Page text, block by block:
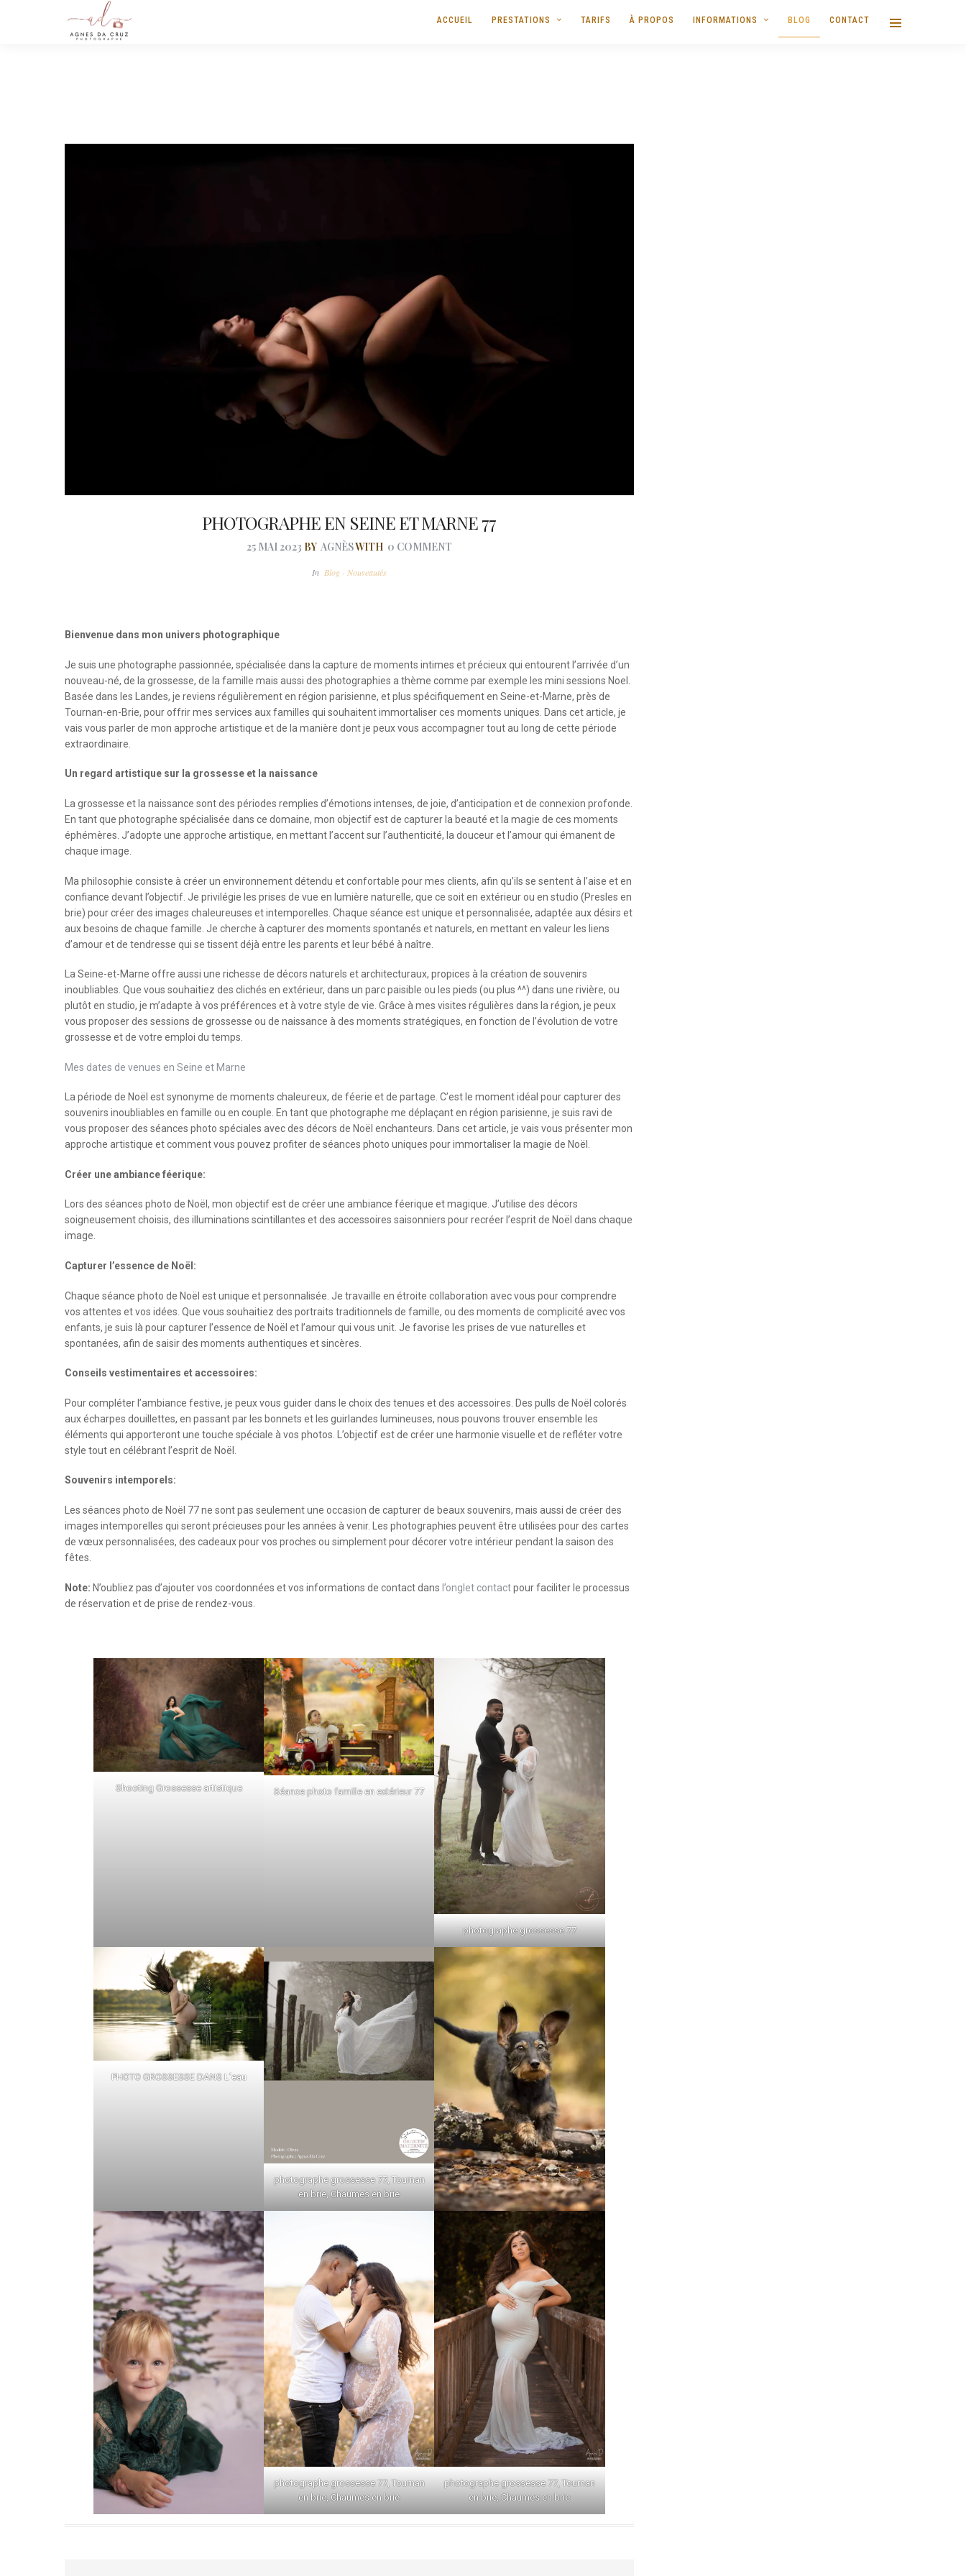
ACCUEIL PRESTATIONS TARIFS À PROPOS INFORMATIONS BLOG CONTACT
PHOTOGRAPHE EN SEINE ET MARNE 77
25 MAI 2023 BY AGNÈSWITH 0 COMMENT
In Blog - Nouveautés
Bienvenue dans mon univers photographique
Je suis une photographe passionnée, spécialisée dans la capture de moments intimes et précieux qui entourent l’arrivée d’un
nouveau-né, de la grossesse, de la famille mais aussi des photographies a thème comme par exemple les mini sessions Noel.
Basée dans les Landes, je reviens régulièrement en région parisienne, et plus spécifiquement en Seine-et-Marne, près de
Tournan-en-Brie, pour offrir mes services aux familles qui souhaitent immortaliser ces moments uniques. Dans cet article, je
vais vous parler de mon approche artistique et de la manière dont je peux vous accompagner tout au long de cette période
extraordinaire.
Un regard artistique sur la grossesse et la naissance
La grossesse et la naissance sont des périodes remplies d’émotions intenses, de joie, d’anticipation et de connexion profonde.
En tant que photographe spécialisée dans ce domaine, mon objectif est de capturer la beauté et la magie de ces moments
éphémères. J’adopte une approche artistique, en mettant l’accent sur l’authenticité, la douceur et l’amour qui émanent de
chaque image.
Ma philosophie consiste à créer un environnement détendu et confortable pour mes clients, afin qu’ils se sentent à l’aise et en
confiance devant l’objectif. Je privilégie les prises de vue en lumière naturelle, que ce soit en extérieur ou en studio (Presles en
brie) pour créer des images chaleureuses et intemporelles. Chaque séance est unique et personnalisée, adaptée aux désirs et
aux besoins de chaque famille. Je cherche à capturer des moments spontanés et naturels, en mettant en valeur les liens
d’amour et de tendresse qui se tissent déjà entre les parents et leur bébé à naître.
La Seine-et-Marne offre aussi une richesse de décors naturels et architecturaux, propices à la création de souvenirs
inoubliables. Que vous souhaitiez des clichés en extérieur, dans un parc paisible ou les pieds (ou plus ^^) dans une rivière, ou
plutôt en studio, je m’adapte à vos préférences et à votre style de vie. Grâce à mes visites régulières dans la région, je peux
vous proposer des sessions de grossesse ou de naissance à des moments stratégiques, en fonction de l’évolution de votre
grossesse et de votre emploi du temps.
Mes dates de venues en Seine et Marne
La période de Noël est synonyme de moments chaleureux, de féerie et de partage. C’est le moment idéal pour capturer des
souvenirs inoubliables en famille ou en couple. En tant que photographe me déplaçant en région parisienne, je suis ravi de
vous proposer des séances photo spéciales avec des décors de Noël enchanteurs. Dans cet article, je vais vous présenter mon
approche artistique et comment vous pouvez profiter de séances photo uniques pour immortaliser la magie de Noël.
Créer une ambiance féerique:
Lors des séances photo de Noël, mon objectif est de créer une ambiance féerique et magique. J’utilise des décors
soigneusement choisis, des illuminations scintillantes et des accessoires saisonniers pour recréer l’esprit de Noël dans chaque
image.
Capturer l’essence de Noël:
Chaque séance photo de Noël est unique et personnalisée. Je travaille en étroite collaboration avec vous pour comprendre
vos attentes et vos idées. Que vous souhaitiez des portraits traditionnels de famille, ou des moments de complicité avec vos
enfants, je suis là pour capturer l’essence de Noël et l’amour qui vous unit. Je favorise les prises de vue naturelles et
spontanées, afin de saisir des moments authentiques et sincères.
Conseils vestimentaires et accessoires:
Pour compléter l’ambiance festive, je peux vous guider dans le choix des tenues et des accessoires. Des pulls de Noël colorés
aux écharpes douillettes, en passant par les bonnets et les guirlandes lumineuses, nous pouvons trouver ensemble les
éléments qui apporteront une touche spéciale à vos photos. L’objectif est de créer une harmonie visuelle et de refléter votre
style tout en célébrant l’esprit de Noël.
Souvenirs intemporels:
Les séances photo de Noël 77 ne sont pas seulement une occasion de capturer de beaux souvenirs, mais aussi de créer des
images intemporelles qui seront précieuses pour les années à venir. Les photographies peuvent être utilisées pour des cartes
de vœux personnalisées, des cadeaux pour vos proches ou simplement pour décorer votre intérieur pendant la saison des
fêtes.
Note: N’oubliez pas d’ajouter vos coordonnées et vos informations de contact dans l’onglet contactpour faciliter le processus
de réservation et de prise de rendez-vous.
Shooting Grossesse artistique Séance photo famille en extérieur 77
photographe grossesse 77
PHOTO GROSSESSE DANS L’eau
photographe grossesse 77, Tournan
en brie, Chaumes en brie
photographe grossesse 77, Tournan
en brie, Chaumes en brie
photographe grossesse 77, Tournan
en brie, Chaumes en brie